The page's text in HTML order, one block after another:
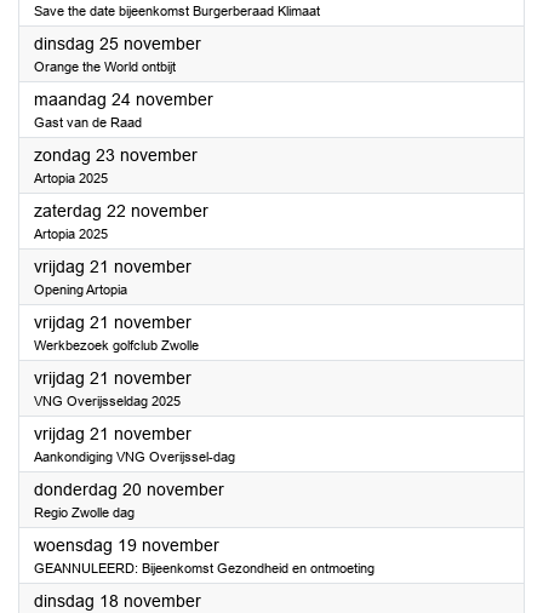
Save the date bijeenkomst Burgerberaad Klimaat
dinsdag 25 november2025
Orange the World ontbijt
maandag 24 november2025
Gast van de Raad
zondag 23 november2025
Artopia 2025
zaterdag 22 november2025
Artopia 2025
vrijdag 21 november2025
Opening Artopia
vrijdag 21 november2025
Werkbezoek golfclub Zwolle
vrijdag 21 november2025
VNG Overijsseldag 2025
vrijdag 21 november2025
Aankondiging VNG Overijssel-dag
donderdag 20 november2025
Regio Zwolle dag
woensdag 19 november2025
GEANNULEERD: Bijeenkomst Gezondheid en ontmoeting
dinsdag 18 november2025